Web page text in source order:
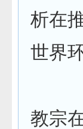
析在
世界
教宗